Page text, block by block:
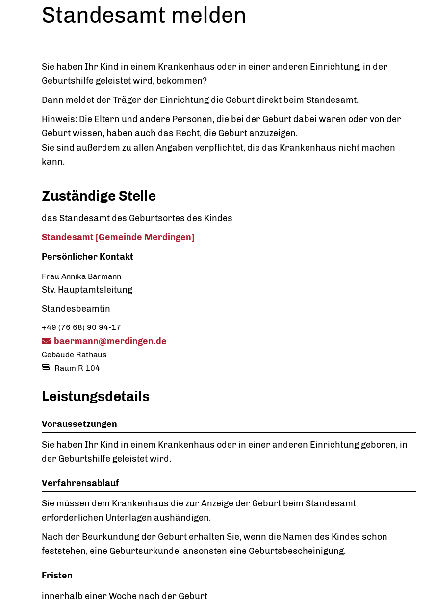
Standesamt melden
Sie haben Ihr Kind in einem Krankenhaus oder in einer anderen Einrichtung, in der
Geburtshilfe geleistet wird, bekommen?
Dann meldet der Träger der Einrichtung die Geburt direkt beim Standesamt.
Hinweis: Die Eltern und andere Personen, die bei der Geburt dabei waren oder von der
Geburt wissen, haben auch das Recht, die Geburt anzuzeigen.
Sie sind außerdem zu allen Angaben verpflichtet, die das Krankenhaus nicht machen
kann.
Zuständige Stelle
das Standesamt des Geburtsortes des Kindes
Standesamt [Gemeinde Merdingen]
Persönlicher Kontakt
Frau Annika Bärmann
Stv. Hauptamtsleitung
Standesbeamtin
+49 (76 68) 90 94-17
baermann@merdingen.de
Gebäude Rathaus
Raum R 104
Leistungsdetails
Voraussetzungen
Sie haben Ihr Kind in einem Krankenhaus oder in einer anderen Einrichtung geboren, in
der Geburtshilfe geleistet wird.
Verfahrensablauf
Sie müssen dem Krankenhaus die zur Anzeige der Geburt beim Standesamt
erforderlichen Unterlagen aushändigen.
Nach der Beurkundung der Geburt erhalten Sie, wenn die Namen des Kindes schon
feststehen, eine Geburtsurkunde, ansonsten eine Geburtsbescheinigung.
Fristen
innerhalb einer Woche nach der Geburt